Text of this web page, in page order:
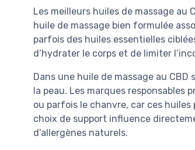
Les meilleurs huiles de massage au
huile de massage bien formulée
parfois des huiles essentielles
d’hydrater le corps et de limiter
Dans une huile de massage au
la peau. Les marques responsables
ou parfois le chanvre, car ces
choix de support influence
d’allergènes naturels.